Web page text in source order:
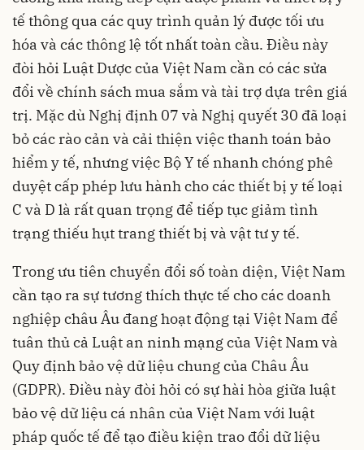
tế thông qua các quy trình quản lý được tối ưu
hóa và các thông lệ tốt nhất toàn cầu. Điều này
đòi hỏi Luật Dược của Việt Nam cần có các sửa
đổi về chính sách mua sắm và tài trợ dựa trên giá
trị. Mặc dù Nghị định 07 và Nghị quyết 30 đã loại
bỏ các rào cản và cải thiện việc thanh toán bảo
hiểm y tế, nhưng việc Bộ Y tế nhanh chóng phê
duyệt cấp phép lưu hành cho các thiết bị y tế loại
C và D là rất quan trọng để tiếp tục giảm tình
trạng thiếu hụt trang thiết bị và vật tư y tế.
Trong ưu tiên chuyển đổi số toàn diện, Việt Nam
cần tạo ra sự tương thích thực tế cho các doanh
nghiệp châu Âu đang hoạt động tại Việt Nam để
tuân thủ cả Luật an ninh mạng của Việt Nam và
Quy định bảo vệ dữ liệu chung của Châu Âu
(GDPR). Điều này đòi hỏi có sự hài hòa giữa luật
bảo vệ dữ liệu cá nhân của Việt Nam với luật
pháp quốc tế để tạo điều kiện trao đổi dữ liệu